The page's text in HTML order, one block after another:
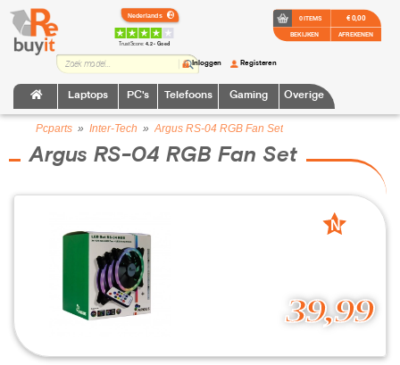
TrustScore:4.2 • Goed
Laptops PC's Telefoons Gaming Overige
Inloggen Registeren
0 ITEMS
BEKIJKEN
€ 0,00
AFREKENEN
Pcparts » Inter-Tech » Argus RS-04 RGB Fan Set
Argus RS-04 RGB Fan Set
39,99
N